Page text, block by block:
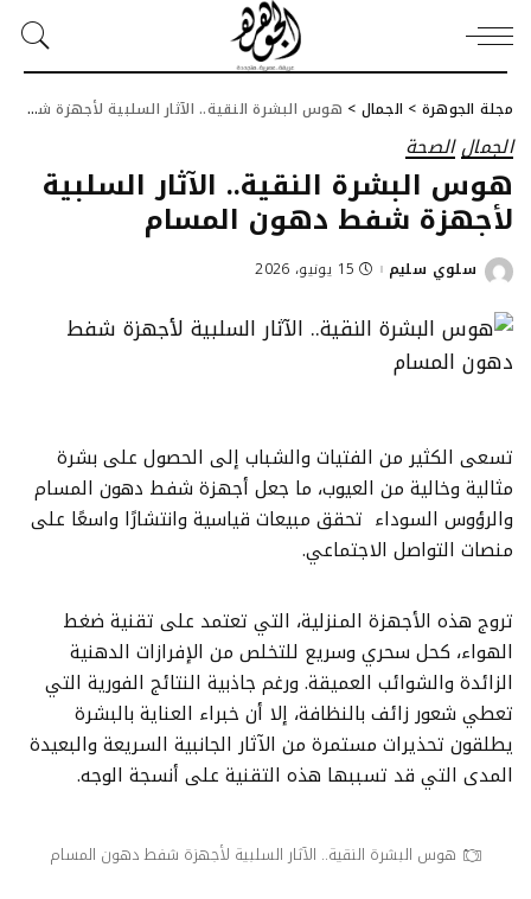
مجلة الجوهرة > الجمال > هوس البشرة النقية.. الآثار السلبية لأجهزة شفط دهون المسام
الجمالالصحة
هوس البشرة النقية.. الآثار السلبية
لأجهزة شفط دهون المسام
Posted
سلوي سليم 15 يونيو، 2026
تسعى الكثير من الفتيات والشباب إلى الحصول على بشرة
مثالية وخالية من العيوب، ما جعل أجهزة شفط دهون المسام
والرؤوس السوداء تحقق مبيعات قياسية وانتشارًا واسعًا على
منصات التواصل الاجتماعي.
تروج هذه الأجهزة المنزلية، التي تعتمد على تقنية ضغط
الهواء، كحل سحري وسريع للتخلص من الإفرازات الدهنية
الزائدة والشوائب العميقة. ورغم جاذبية النتائج الفورية التي
تعطي شعور زائف بالنظافة، إلا أن خبراء العناية بالبشرة
يطلقون تحذيرات مستمرة من الآثار الجانبية السريعة والبعيدة
المدى التي قد تسببها هذه التقنية على أنسجة الوجه.
هوس البشرة النقية.. الآثار السلبية لأجهزة شفط دهون المسام